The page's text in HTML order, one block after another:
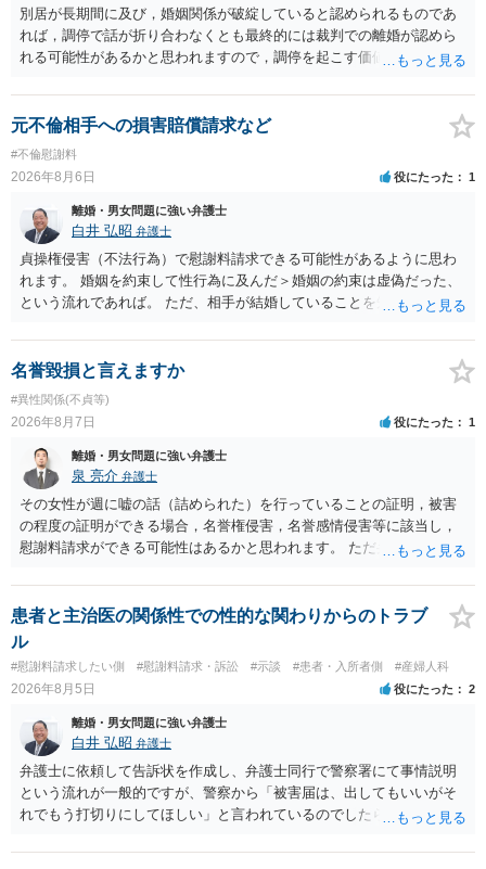
別居が長期間に及び，婚姻関係が破綻していると認められるものであ
れば，調停で話が折り合わなくとも最終的には裁判での離婚が認めら
れる可能性があるかと思われますので，調停を起こす価値はあるよう
は調停が成立するということはないため，相手が合意するメリットを
だしてでも調停で終わらせるよう努めるのか，裁判離婚を見据えて調
停での離婚に固執しないかいずれかの対応は必要となるかと思われま
す。 お一人で対応するのは難しい側面もありますので弁護士を立てる
ことを検討されると良いかと思われます。
元不倫相手への損害賠償請求など
#不倫慰謝料
2026年8月6日 役にたった 1
離婚・男女問題に強い弁護士
白井 弘昭 弁護士
貞操権侵害（不法行為）で慰謝料請求できる可能性があるように思わ
れます。 婚姻を約束して性行為に及んだ＞婚姻の約束は虚偽だった、
という流れであれば。 ただ、相手が結婚していることを知って行為に
性も認められそうですので、あまり慰謝料は高額にならないように思
われます。 一度、最寄りの弁護士に相談してみてください。
名誉毀損と言えますか
#異性関係(不貞等)
2026年8月7日 役にたった 1
離婚・男女問題に強い弁護士
泉 亮介 弁護士
その女性が週に嘘の話（詰められた）を行っていることの証明，被害
の程度の証明ができる場合，名誉権侵害，名誉感情侵害等に該当し，
慰謝料請求ができる可能性はあるかと思われます。 ただ弁護士費用を
た方が良いでしょう。
患者と主治医の関係性での性的な関わりからのトラブ
ル
#慰謝料請求したい側 #慰謝料請求・訴訟 #示談 #患者・入所者側 #産婦人科
2026年8月5日 役にたった 2
離婚・男女問題に強い弁護士
白井 弘昭 弁護士
弁護士に依頼して告訴状を作成し、弁護士同行で警察署にて事情説明
という流れが一般的ですが、警察から「被害届は、出してもいいがそ
れでもう打切りにしてほしい」と言われているのでしたら、あまり結
検察庁に訴えるのもありかもしれないですが、実際に捜査をするの